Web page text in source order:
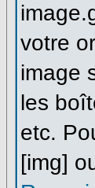
votre
image
les
etc.
[img]